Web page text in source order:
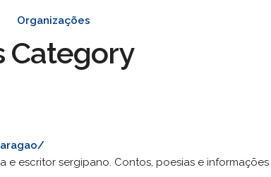
Organizações
Category
e escritor sergipano. Contos, poesias e